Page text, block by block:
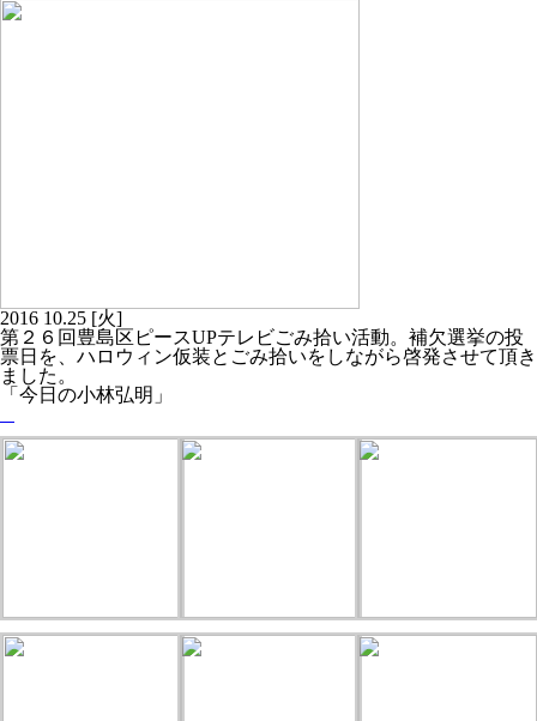
2016 10.25 [火]
第２６回豊島区ピースUPテレビごみ拾い活動。補欠選挙の投
票日を、ハロウィン仮装とごみ拾いをしながら啓発させて頂き
ました。
「今日の小林弘明」